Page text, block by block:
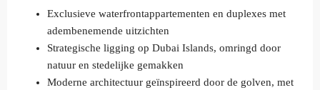
Exclusieve waterfrontappartementen en duplexes met
adembenemende uitzichten
Strategische ligging op Dubai Islands, omringd door
natuur en stedelijke gemakken
Moderne architectuur geïnspireerd door de golven, met